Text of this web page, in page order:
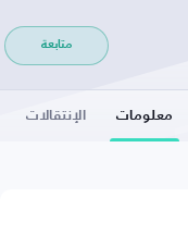
متابعة
معلومات الإنتقالات